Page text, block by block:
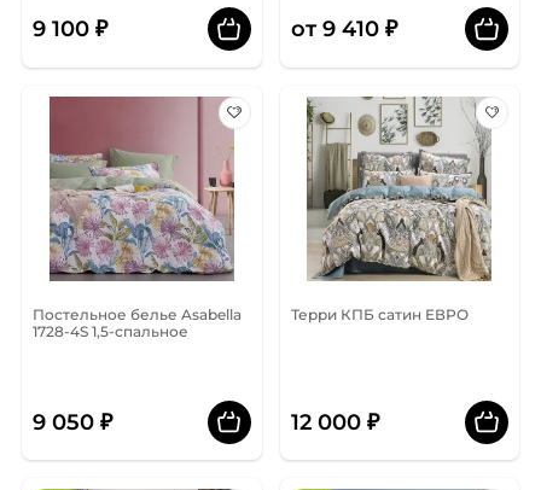
9 100 ₽ от 9 410 ₽
Постельное белье Asabella
1728-4S 1,5-спальное
9 050 ₽
Терри КПБ сатин ЕВРО
12 000 ₽